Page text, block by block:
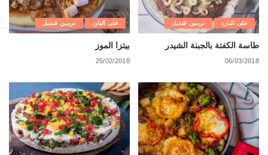
على البارد نرمين قنديل
طاسة الكفتة بالجبنة الشيدر
06/03/2018
على البارد نرمين قنديل
بيتزا الموز
25/02/2018